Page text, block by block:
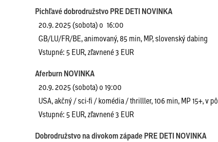
Pichľavé dobrodružstvo PRE DETI NOVINKA
20.9. 2025 (sobota) o 16:00
GB/LU/FR/BE, animovaný, 85 min, MP, slovenský dabing
Vstupné: 5 EUR, zľavnené 3 EUR
Aferburn NOVINKA
20.9. 2025 (sobota) o 19:00
USA, akčný / sci-fi / komédia / thrilller, 106 min, MP 15+, v
Vstupné: 5 EUR, zľavnené 3 EUR
Dobrodružstvo na divokom západe PRE DETI NOVINKA